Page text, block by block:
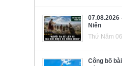
07.08.2026
Niên
Thứ Năm
Công bố